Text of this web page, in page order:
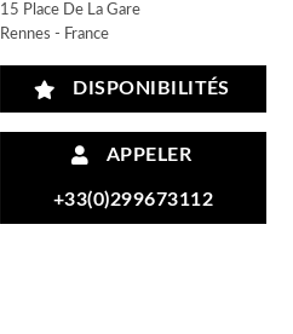
15 Place De La Gare
Rennes - France
DISPONIBILITÉS
APPELER
+33(0)299673112